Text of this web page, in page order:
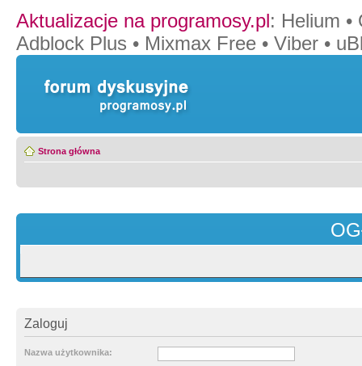
Aktualizacje na programosy.pl: Helium •
Adblock Plus • Mixmax Free • Viber •
Strona główna
Zaloguj
Nazwa użytkownika: